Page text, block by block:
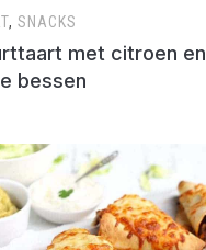
, SNACKS
met citroen en
bessen